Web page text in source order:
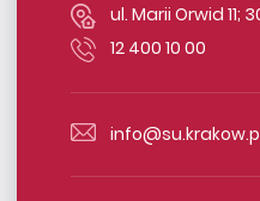
ul. Marii Orwid 11;
12 400 10 00